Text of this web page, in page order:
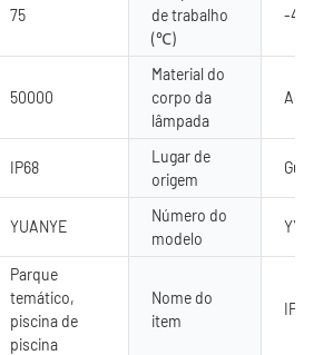
75
de trabalho
(℃)
-40 -
50000
Material do
corpo da
lâmpada
Aço
IP68
Lugar de
origem
YUANYE
Número do
modelo
YY-
Parque
temático,
piscina de
piscina
Nome do
item
IP68